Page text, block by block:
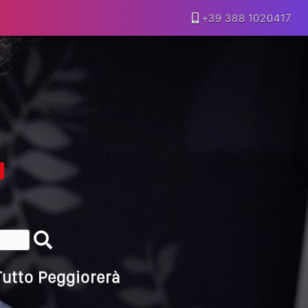
+39 388 1020417
Franzese
Davvero
Vecchia SEO
Predittivi
L’AI E I Contenuti…
Rumore…
Peggiorerà
Braccia Incrociate